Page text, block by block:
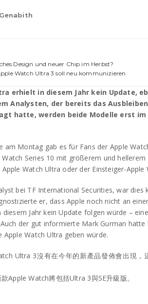
Design und neuer Chip im Herbst?
Watch Ultra 3 soll neu kommunizieren
erhielt in diesem Jahr kein Update,
Analysten, der bereits das
hatte, werden beide Modelle erst im
am Montag gab es für Fans der Apple
Series 10 mit größerem und
Watch Ultra oder der Einsteiger-Apple
bei TF International Securities, war dies
er, dass Apple noch nicht an
diesem Jahr kein Update folgen würde –
der gut informierte Mark Gurman hatte
Apple Watch Ultra geben würde.
Ultra 3沒有在今年的新產品發佈會出現，
Apple Watch將包括Ultra 3與SE升級版。